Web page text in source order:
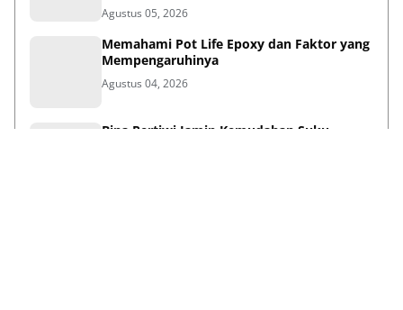
Agustus 05, 2026
Memahami Pot Life Epoxy dan Faktor yang
Mempengaruhinya
Agustus 04, 2026
Bina Pertiwi Jamin Kemudahan Suku